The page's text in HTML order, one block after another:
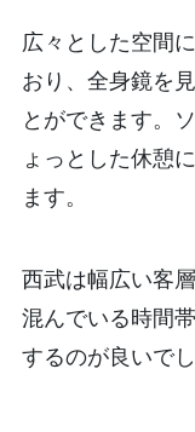
広々とした空間
おり、全身鏡を
とができます。
ょっとした休憩
ます。
西武は幅広い客
混んでいる時間
するのが良いでし